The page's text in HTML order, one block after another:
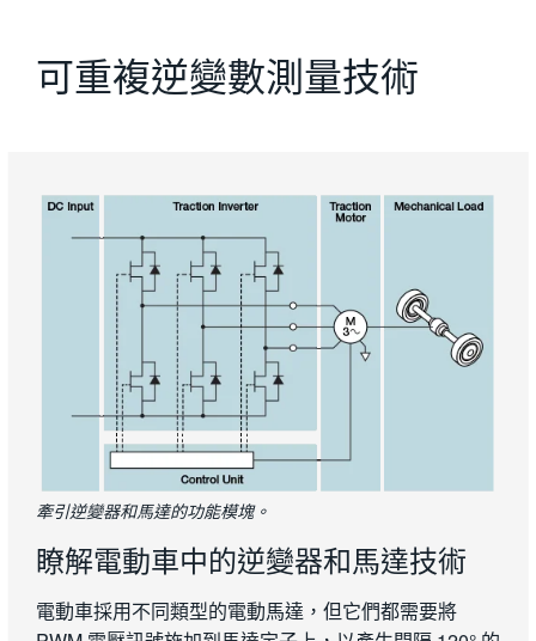
可重複逆變數測量技術
牽引逆變器和馬達的功能模塊。
瞭解電動車中的逆變器和馬達技術
電動車採用不同類型的電動馬達，但它們都需要將